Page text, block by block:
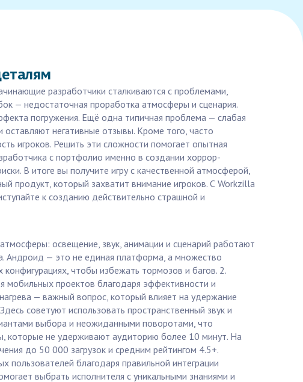
разработчики сталкиваются с проблемами,
— недостаточная проработка атмосферы и сценария.
погружения. Ещё одна типичная проблема — слабая
негативные отзывы. Кроме того, часто
игроков. Решить эти сложности помогает опытная
с портфолио именно в создании хоррор-
В итоге вы получите игру с качественной атмосферой,
продукт, который захватит внимание игроков. С Workzilla
к созданию действительно страшной и
освещение, звук, анимации и сценарий работают
Андроид — это не единая платформа, а множество
чтобы избежать тормозов и багов. 2.
мобильных проектов благодаря эффективности и
— важный вопрос, который влияет на удержание
советуют использовать пространственный звук и
выбора и неожиданными поворотами, что
которые не удерживают аудиторию более 10 минут. На
до 50 000 загрузок и средним рейтингом 4.5+.
пользователей благодаря правильной интеграции
выбрать исполнителя с уникальными знаниями и